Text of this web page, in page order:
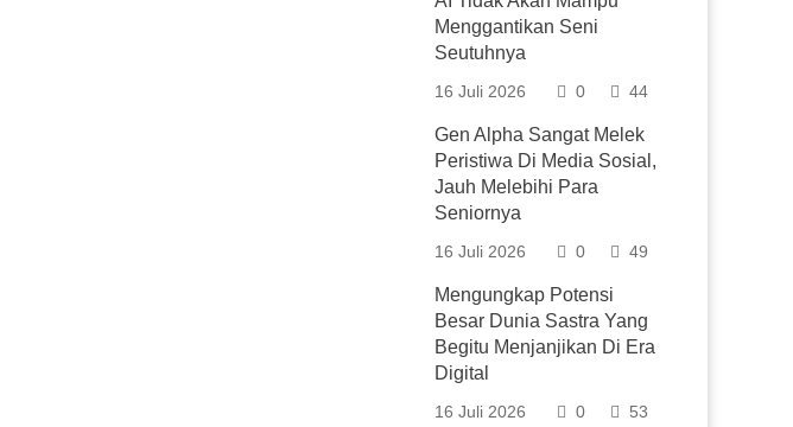
Menggantikan Seni
Seutuhnya
16 Juli 2026 0 44
Gen Alpha Sangat Melek
Peristiwa Di Media Sosial,
Jauh Melebihi Para
Seniornya
16 Juli 2026 0 49
Mengungkap Potensi
Besar Dunia Sastra Yang
Begitu Menjanjikan Di Era
Digital
16 Juli 2026 0 53